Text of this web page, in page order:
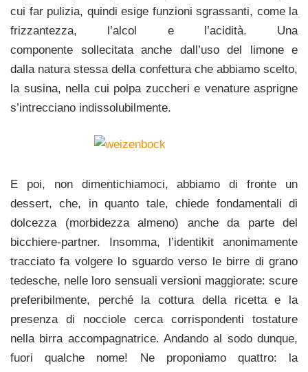
cui far pulizia, quindi esige funzioni sgrassanti, come la
frizzantezza, l’alcol e l’acidità. Una
componente sollecitata anche dall’uso del limone e
dalla natura stessa della confettura che abbiamo scelto,
la susina, nella cui polpa zuccheri e venature asprigne
s’intrecciano indissolubilmente.
E poi, non dimentichiamoci, abbiamo di fronte un
dessert, che, in quanto tale, chiede fondamentali di
dolcezza (morbidezza almeno) anche da parte del
bicchiere-partner. Insomma, l’identikit anonimamente
tracciato fa volgere lo sguardo verso le birre di grano
tedesche, nelle loro sensuali versioni maggiorate: scure
preferibilmente, perché la cottura della ricetta e la
presenza di nocciole cerca corrispondenti tostature
nella birra accompagnatrice. Andando al sodo dunque,
fuori qualche nome! Ne proponiamo quattro: la